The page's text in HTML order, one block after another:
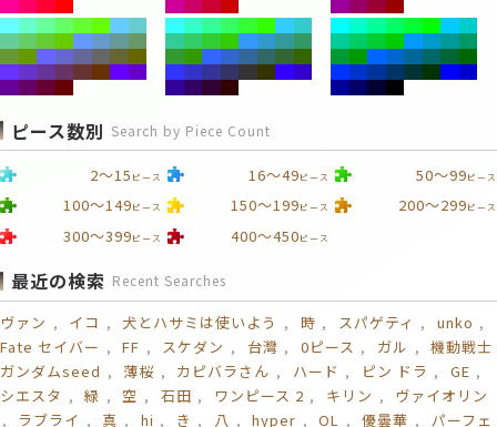
ピース数別 Search by Piece Count
2～15 ピース 16～49ピース 50～99ピース
100～149ピース 150～199ピース 200～299ピース
300～399ピース 400～450ピース
最近の検索 Recent Searches
ヴァン イコ 犬とハサミは使いよう 時 スパゲティ
unko
Fate セイバー
FF スケダン 台灣 0ピース ガル
機動戦士
ガンダムseed
薄桜 カピバラさん ハード ピン ドラ
GE
シエスタ
緑 空 石田 ワンピース 2 キリン
ヴァイオリン
ラブライ
真 hi き 八 hyper OL 優曇華
パーフェ